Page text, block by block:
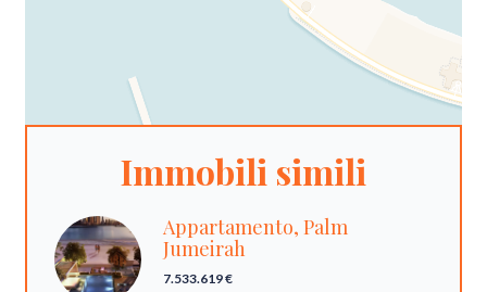
Immobili simili
Appartamento, Palm
Jumeirah
7.533.619 €